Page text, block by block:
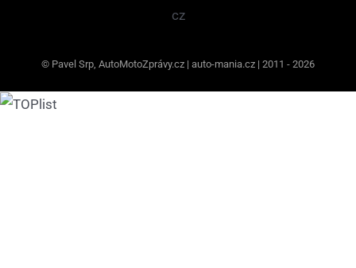
© Pavel Srp, AutoMotoZprávy.cz | auto-mania.cz | 2011 - 2026